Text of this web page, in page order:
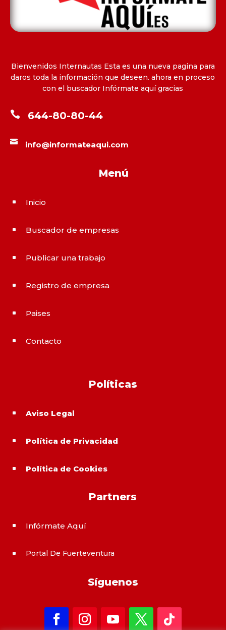
Bienvenidos Internautas Esta es una nueva pagina para
daros toda la información que deseen. ahora en proceso
con el buscador Infórmate aquí gracias
 644-80-80-44
 info@informateaqui.com
Menú
^ Inicio
^ Buscador de empresas
^ Publicar una trabajo
^ Registro de empresa
^ Paises
^ Contacto
Políticas
^ Aviso Legal
^ Política de Privacidad
^ Política de Cookies
Partners
^ Infórmate Aquí
^ Portal De Fuerteventura
Síguenos